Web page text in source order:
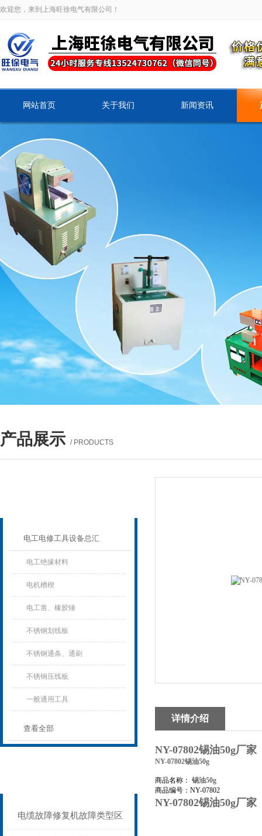
欢迎您，来到上海旺徐电气有限公司！
网站首页 关于我们 新闻资讯
产品展示 / PRODUCTS
电工电修工具设备总汇
电工绝缘材料
电机槽楔
电工凿、橡胶锤
不锈钢划线板
不锈钢通条、通刷
不锈钢压线板
一般通用工具
查看全部
电缆故障修复机故障类型区
详情介绍
NY-07802锡油50g厂家
NY-07802锡油50g
商品名称： 锡油50g
商品编号：NY-07802
NY-07802锡油50g厂家